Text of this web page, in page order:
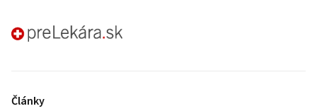
preLekára.sk
Články